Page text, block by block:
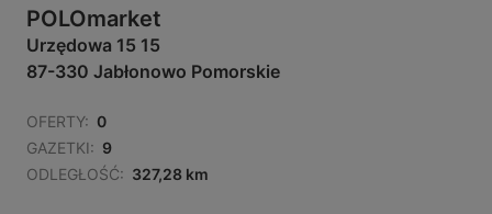
POLOmarket
Urzędowa 15 15
87-330 Jabłonowo Pomorskie
OFERTY: 0
GAZETKI: 9
ODLEGŁOŚĆ: 327,28 km